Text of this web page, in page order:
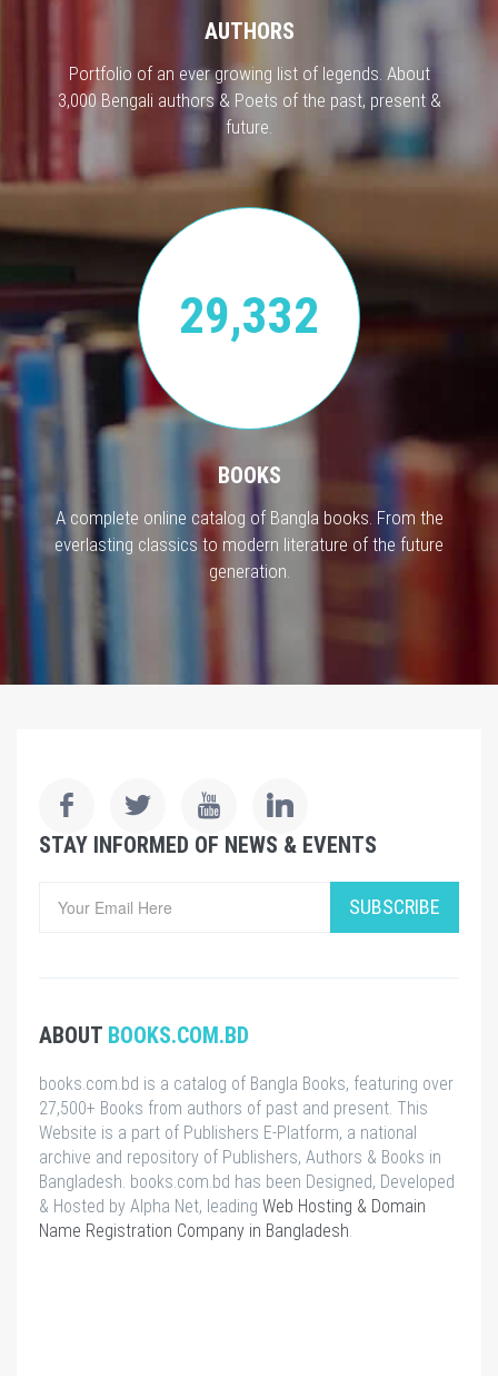
AUTHORS
Portfolio of an ever growing list of legends. About
3,000 Bengali authors & Poets of the past, present &
future.
29,332
BOOKS
A complete online catalog of Bangla books. From the
everlasting classics to modern literature of the future
generation.
STAY INFORMED OF NEWS & EVENTS
SUBSCRIBE
ABOUT BOOKS.COM.BD
books.com.bd is a catalog of Bangla Books, featuring over
27,500+ Books from authors of past and present. This
Website is a part of Publishers E-Platform, a national
archive and repository of Publishers, Authors & Books in
Bangladesh. books.com.bd has been Designed, Developed
& Hosted by Alpha Net, leading Web Hosting & Domain
Name Registration Company in Bangladesh.